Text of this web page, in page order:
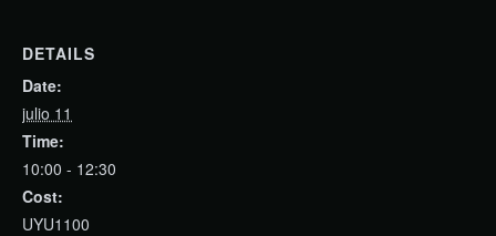
DETAILS
Date:
julio 11
Time:
10:00 - 12:30
Cost:
UYU1100